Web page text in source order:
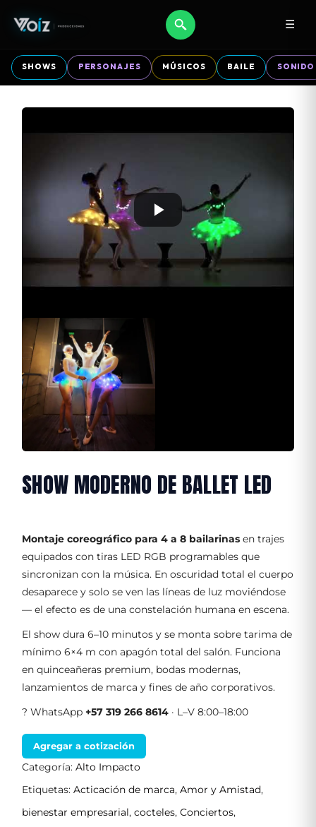
☰
SHOWS PERSONAJES MÚSICOS BAILE SONIDO
SHOW MODERNO DE BALLET LED
Montaje coreográfico para 4 a 8 bailarinas en trajes
equipados con tiras LED RGB programables que
sincronizan con la música. En oscuridad total el cuerpo
desaparece y solo se ven las líneas de luz moviéndose
— el efecto es de una constelación humana en escena.
El show dura 6–10 minutos y se monta sobre tarima de
mínimo 6×4 m con apagón total del salón. Funciona
en quinceañeras premium, bodas modernas,
lanzamientos de marca y fines de año corporativos.
? WhatsApp +57 319 266 8614 · L–V 8:00–18:00
Agregar a cotización
Categoría: Alto Impacto
Etiquetas: Acticación de marca, Amor y Amistad,
bienestar empresarial, cocteles, Conciertos,